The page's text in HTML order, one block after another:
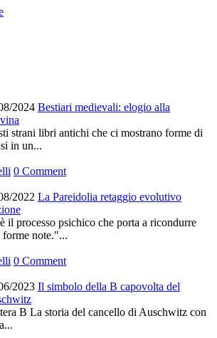
2024 Bestiari medievali: elogio alla
strani libri antichi che ci mostrano forme di
in un...
0 Comment
2022 La Pareidolia retaggio evolutivo
il processo psichico che porta a ricondurre
forme note."...
0 Comment
2023 Il simbolo della B capovolta del
B La storia del cancello di Auschwitz con